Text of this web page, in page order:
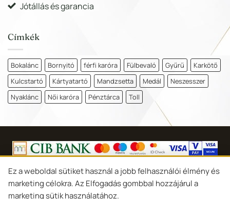
Jótállás és garancia
Címkék
Bokalánc Bornyitó férfi karóra Fülbevaló Gyűrű
Karkötő
Kulcstartó
Kártyatartó Mandzsetta Medál
Neszesszer
Nyaklánc
Női karóra Pénztárca Toll
Ez a weboldal sütiket használ a jobb felhasználói élmény és
marketing célokra. Az Elfogadás gombbal hozzájárul a
marketing sütik használatához.
Süti-beállítások